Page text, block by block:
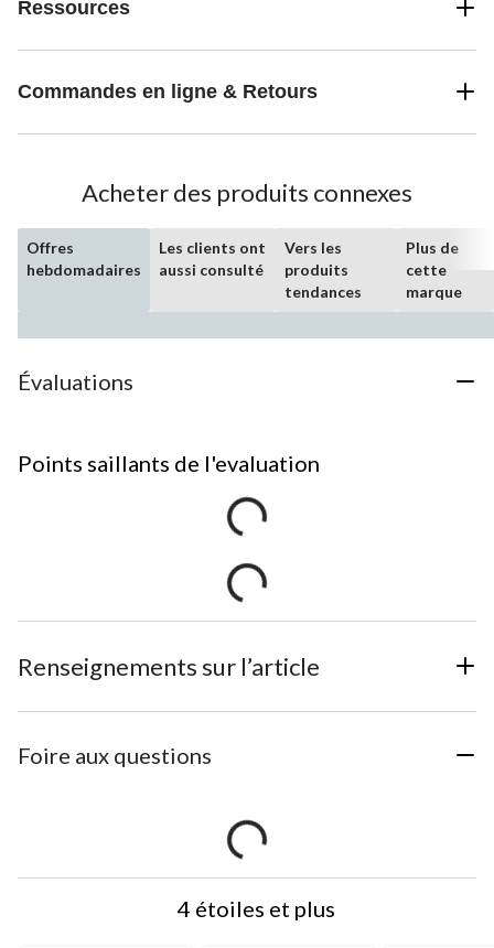
Ressources
Commandes en ligne & Retours
Acheter des produits connexes
Offres
hebdomadaires
Les clients ont
aussi consulté
Vers les
produits
tendances
Plus de
cette
marque
Évaluations
Points saillants de l'evaluation
Renseignements sur l’article
Foire aux questions
4 étoiles et plus